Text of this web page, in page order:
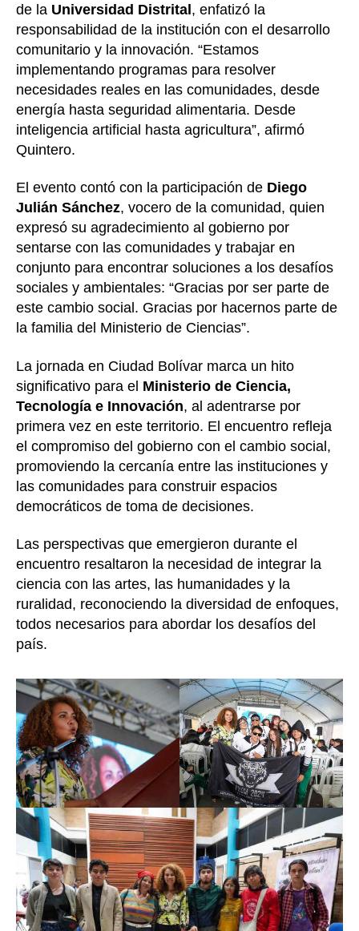
de la Universidad Distrital, enfatizó la
responsabilidad de la institución con el desarrollo
comunitario y la innovación. “Estamos
implementando programas para resolver
necesidades reales en las comunidades, desde
energía hasta seguridad alimentaria. Desde
inteligencia artificial hasta agricultura”, afirmó
Quintero.
El evento contó con la participación de Diego
Julián Sánchez, vocero de la comunidad, quien
expresó su agradecimiento al gobierno por
sentarse con las comunidades y trabajar en
conjunto para encontrar soluciones a los desafíos
sociales y ambientales: “Gracias por ser parte de
este cambio social. Gracias por hacernos parte de
la familia del Ministerio de Ciencias”.
La jornada en Ciudad Bolívar marca un hito
significativo para el Ministerio de Ciencia,
Tecnología e Innovación, al adentrarse por
primera vez en este territorio. El encuentro refleja
el compromiso del gobierno con el cambio social,
promoviendo la cercanía entre las instituciones y
las comunidades para construir espacios
democráticos de toma de decisiones.
Las perspectivas que emergieron durante el
encuentro resaltaron la necesidad de integrar la
ciencia con las artes, las humanidades y la
ruralidad, reconociendo la diversidad de enfoques,
todos necesarios para abordar los desafíos del
país.